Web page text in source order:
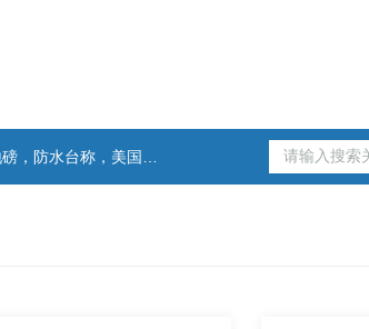
双杰天平，报警电子称